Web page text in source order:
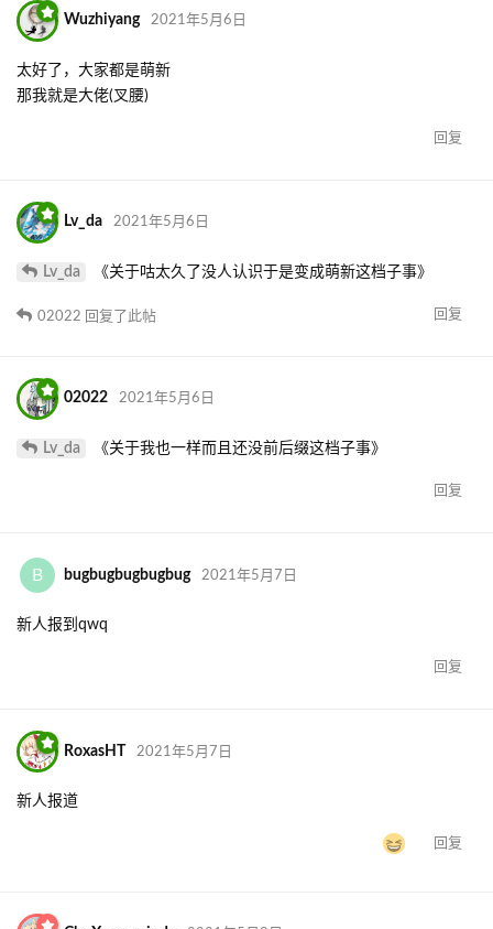
Wuzhiyang 2021年5月6日
太好了，大家都是萌新
那我就是大佬(叉腰)
回复
Lv_da 2021年5月6日
Lv_da 《关于咕太久了没人认识于是变成萌新这档子事》
回复
02022 回复了此帖
02022 2021年5月6日
Lv_da 《关于我也一样而且还没前后缀这档子事》
回复
B bugbugbugbugbug 2021年5月7日
新人报到qwq
回复
RoxasHT 2021年5月7日
新人报道
回复